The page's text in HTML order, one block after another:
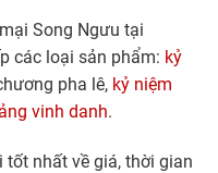
Song Ngưu tại
các loại sản phẩm: kỷ
pha lê, kỷ niệm
vinh danh.
nhất về giá, thời gian